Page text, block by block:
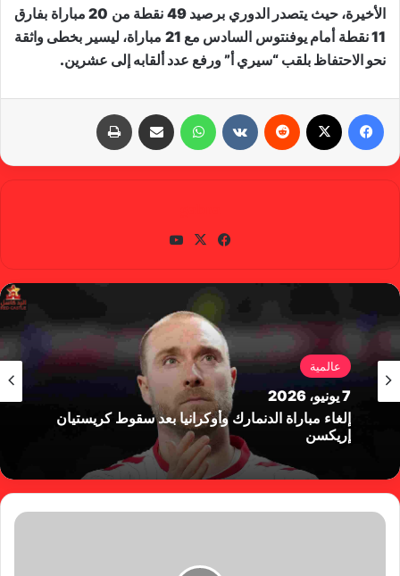
الأخيرة، حيث يتصدر الدوري برصيد 49 نقطة من 20 مباراة بفارق
11 نقطة أمام يوفنتوس السادس مع 21 مباراة، ليسير بخطى واثقة
نحو الاحتفاظ بلقب “سيري أ” ورفع عدد ألقابه إلى عشرين.
واتساب
في
وك
X
عالمية
7 يونيو، 2026
إلغاء مباراة الدنمارك وأوكرانيا بعد سقوط كريستيان
إريكسن